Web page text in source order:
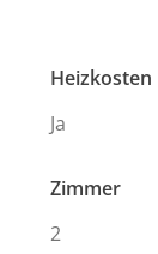
Ja
Zimmer
2